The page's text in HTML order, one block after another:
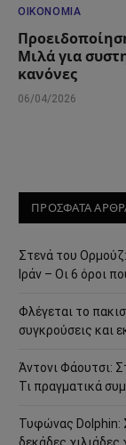
ΟΙΚΟΝΟΜΊΑ
Μιλά για
κανόνες
06/04/2026
ΠΡΟΣΦΑΤΑ
Στενά του
Ιράν – Οι 6 όροι
Φλέγεται το
συγκρούσεις και
Άντονι Φάουτσι:
Τι πραγματικά
Τυφώνας Dolphin: